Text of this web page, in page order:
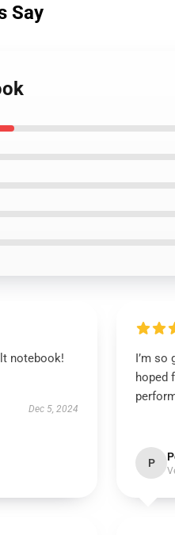
Say
notebook!
Dec 5, 2024
I’m so
hoped
P